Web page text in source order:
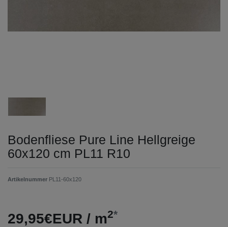
Bodenfliese Pure Line Hellgreige
60x120 cm PL11 R10
Artikelnummer PL11-60x120
29,95€EUR / m2*